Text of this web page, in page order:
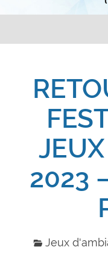
2023
Jeux